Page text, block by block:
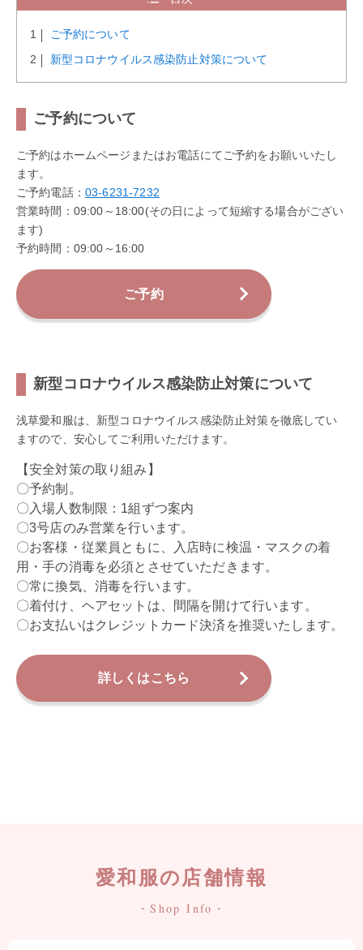
ご予約について
新型コロナウイルス感染防止対策について
ご予約について
ご予約はホームページまたはお電話にてご予約をお願いいたし
ます。
ご予約電話： 03-6231-7232
営業時間：09:00～18:00(その日によって短縮する場合がござい
ます)
予約時間：09:00～16:00
ご予約
新型コロナウイルス感染防止対策について
浅草愛和服は、新型コロナウイルス感染防止対策を徹底してい
ますので、安心してご利用いただけます。
【安全対策の取り組み】
〇予約制。
〇入場人数制限：1組ずつ案内
〇3号店のみ営業を行います。
〇お客様・従業員ともに、入店時に検温・マスクの着
用・手の消毒を必須とさせていただきます。
〇常に換気、消毒を行います。
〇着付け、ヘアセットは、間隔を開けて行います。
〇お支払いはクレジットカード決済を推奨いたします。
詳しくはこちら
愛和服の店舗情報
・Shop Info・